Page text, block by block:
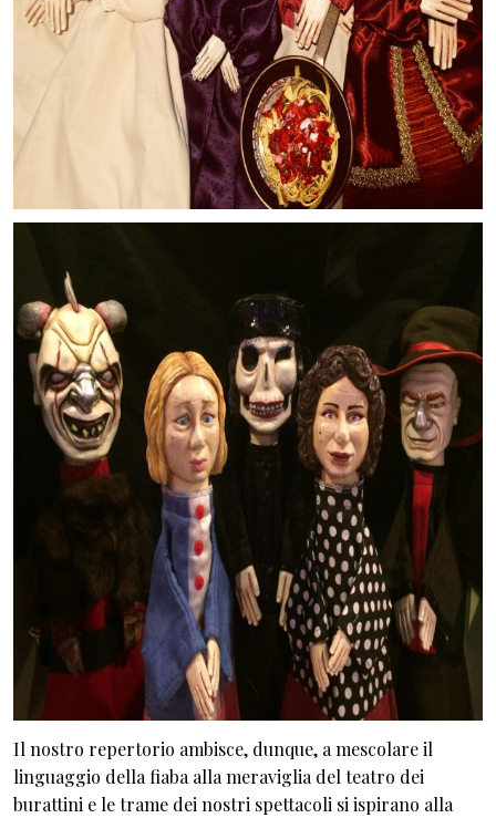
Il nostro repertorio ambisce, dunque, a mescolare il
linguaggio della fiaba alla meraviglia del teatro dei
burattini e le trame dei nostri spettacoli si ispirano alla